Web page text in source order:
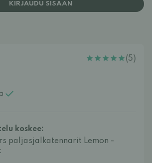
KIRJAUDU SISÄÄN
(5)
koskee:
paljasjalkatennarit Lemon -